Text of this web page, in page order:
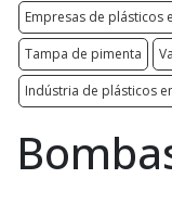
Empresas de plásticos
Tampa de pimenta
Indústria de plásticos